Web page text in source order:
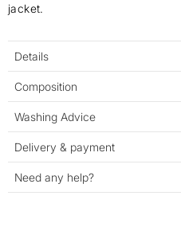
jacket.
Details
Composition
Washing Advice
Delivery & payment
Need any help?